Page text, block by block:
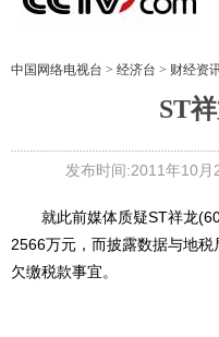
中国网络电视台 > 经济台 > 财经资
ST
发布时间:2011年10月
就此前媒体质疑ST祥龙
2566万元，而披露数据与地
欠缴税款事宜。